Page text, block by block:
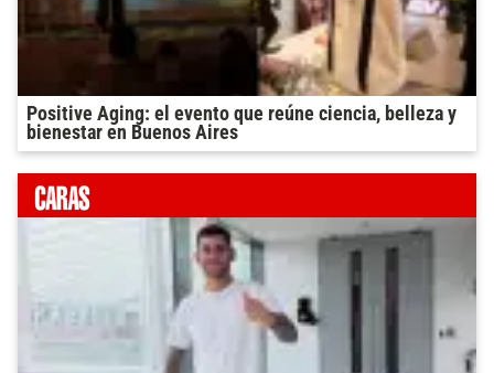
Positive Aging: el evento que reúne ciencia, belleza y
bienestar en Buenos Aires